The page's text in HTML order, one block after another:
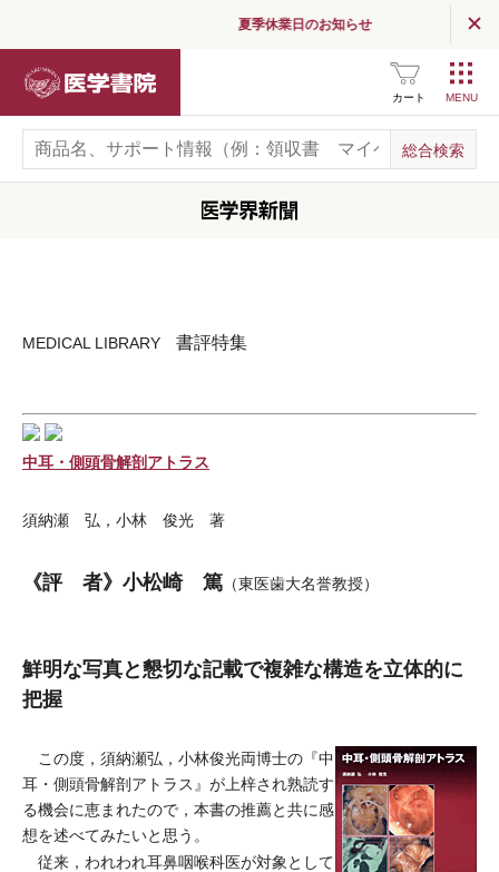
夏季休業日のお知らせ
カート
MEDICAL LIBRARY 書評特集
中耳・側頭骨解剖アトラス
須納瀬 弘，小林 俊光 著
《評 者》小松崎 篤 （東医歯大名誉教授）
鮮明な写真と懇切な記載で複雑な構造を立体的に
把握
この度，須納瀬弘，小林俊光両博士の『中
耳・側頭骨解剖アトラス』が上梓され熟読す
る機会に恵まれたので，本書の推薦と共に感
想を述べてみたいと思う。
従来，われわれ耳鼻咽喉科医が対象として